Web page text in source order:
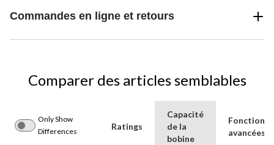
Commandes en ligne et retours
Comparer des articles semblables
Only Show
Differences
Ratings
Capacité
de la
bobine
avancées